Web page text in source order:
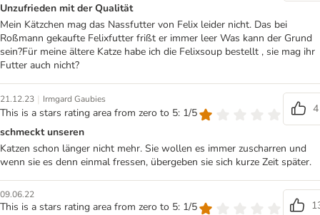
Unzufrieden mit der Qualität
Mein Kätzchen mag das Nassfutter von Felix leider nicht. Das bei
Roßmann gekaufte Felixfutter frißt er immer leer Was kann der Grund
sein?Für meine ältere Katze habe ich die Felixsoup bestellt , sie mag ihr
Futter auch nicht?
21.12.23 | Irmgard Gaubies
This is a stars rating area from zero to 5: 1/5
4
schmeckt unseren
Katzen schon länger nicht mehr. Sie wollen es immer zuscharren und
wenn sie es denn einmal fressen, übergeben sie sich kurze Zeit später.
09.06.22
This is a stars rating area from zero to 5: 1/5